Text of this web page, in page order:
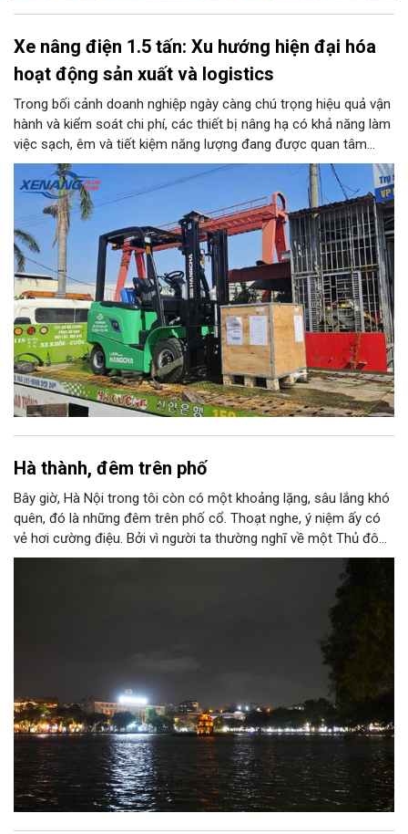
Xe nâng điện 1.5 tấn: Xu hướng hiện đại hóa
hoạt động sản xuất và logistics
Trong bối cảnh doanh nghiệp ngày càng chú trọng hiệu quả vận
hành và kiểm soát chi phí, các thiết bị nâng hạ có khả năng làm
việc sạch, êm và tiết kiệm năng lượng đang được quan tâm
nhiều. Xe nâng điện 1.5 tấn là một trong những lựa chọn phù
hợp với nhiều kho bãi, nhà xưởng và cơ sở sản xuất nhờ tải
trọng đáp ứng các loại hàng hóa phổ biến, đồng thời có khả
năng vận hành linh hoạt trong nhiều môi trường.
Hà thành, đêm trên phố
Bây giờ, Hà Nội trong tôi còn có một khoảng lặng, sâu lắng khó
quên, đó là những đêm trên phố cổ. Thoạt nghe, ý niệm ấy có
vẻ hơi cường điệu. Bởi vì người ta thường nghĩ về một Thủ đô
ngàn năm văn hiến với những nét tĩnh lặng, cổ kính, rêu phong
trong ánh nắng ban mai mơ màng buông xuống “ba mươi sáu
phố phường”; nên có lẽ, sẽ ngỡ ngàng, nếu ai đó khi nghe thấy
nơi này được gọi là “thành phố của những đêm thâu”.